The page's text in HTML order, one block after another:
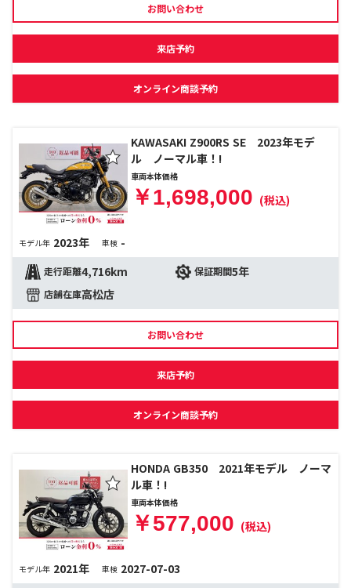
お問い合わせ
来店予約
オンライン商談予約
KAWASAKI Z900RS SE 2023年モデ
ル ノーマル車！!
車両本体価格
￥1,698,000 (税込)
モデル年 2023年 車検 -
走行距離4,716km 保証期間5年
店舗在庫高松店
お問い合わせ
来店予約
オンライン商談予約
HONDA GB350 2021年モデル ノーマ
ル車！!
車両本体価格
￥577,000 (税込)
モデル年 2021年 車検 2027-07-03